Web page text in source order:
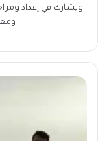
ويشارك في إعداد
عودة